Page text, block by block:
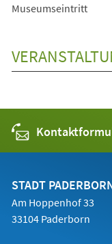
Museumseintritt
STADT
Am Hoppenhof 33
33104 Paderborn